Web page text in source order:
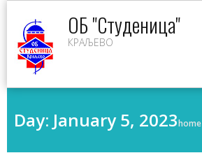
content
ОБ "Студеница"
КРАЉЕВО
Day: January 5, 2023home